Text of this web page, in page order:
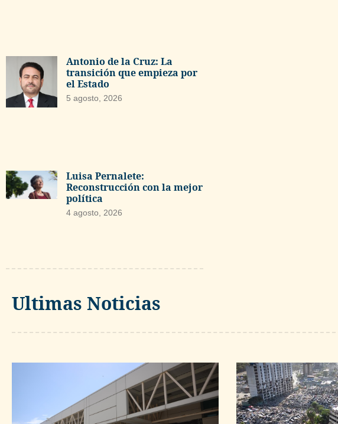
Antonio de la Cruz: La
transición que empieza por
el Estado
5 agosto, 2026
Luisa Pernalete:
Reconstrucción con la mejor
política
4 agosto, 2026
Ultimas Noticias